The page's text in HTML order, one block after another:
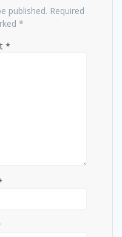
published. Required
*
*